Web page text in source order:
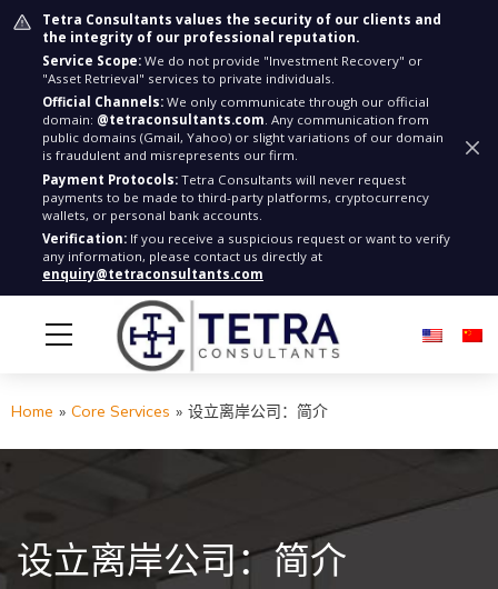
Tetra Consultants values the security of our clients and
the integrity of our professional reputation.
Service Scope: We do not provide "Investment Recovery" or
"Asset Retrieval" services to private individuals.
Official Channels: We only communicate through our official
domain: @tetraconsultants.com. Any communication from
public domains (Gmail, Yahoo) or slight variations of our domain
is fraudulent and misrepresents our firm.
Payment Protocols: Tetra Consultants will never request
payments to be made to third-party platforms, cryptocurrency
wallets, or personal bank accounts.
Verification: If you receive a suspicious request or want to verify
any information, please contact us directly at
enquiry@tetraconsultants.com
Home » Core Services » 设立离岸公司：简介
设立离岸公司：简介